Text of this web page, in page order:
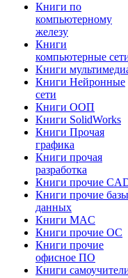
Книги по
компьютерному
железу
Книги
компьютерные
Книги
Книги Нейронные
сети
Книги ООП
Книги SolidWorks
Книги Прочая
графика
Книги прочая
разработка
Книги прочие
Книги прочие базы
данных
Книги MAC
Книги прочие ОС
Книги прочие
офисное ПО
Книги